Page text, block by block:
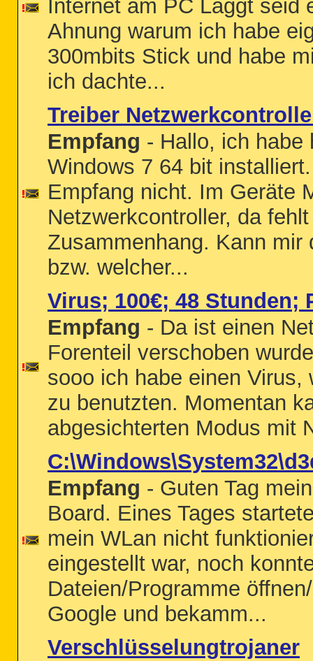
Internet am PC Laggt seid
Ahnung warum ich habe
300mbits Stick und habe
ich dachte...
Treiber
Empfang - Hallo, ich habe
Windows 7 64 bit
Empfang nicht. Im Geräte
Netzwerkcontroller, da
Zusammenhang. Kann mir
bzw. welcher...
Virus; 100€; 48 Stunden;
Empfang - Da ist einen
Forenteil verschoben
sooo ich habe einen
zu benutzten. Momentan
abgesichterten Modus mit
Empfang - Guten Tag
Board. Eines Tages
mein WLan nicht
eingestellt war, noch
Dateien/Programme
Google und bekamm...
Verschlüsselungtrojaner